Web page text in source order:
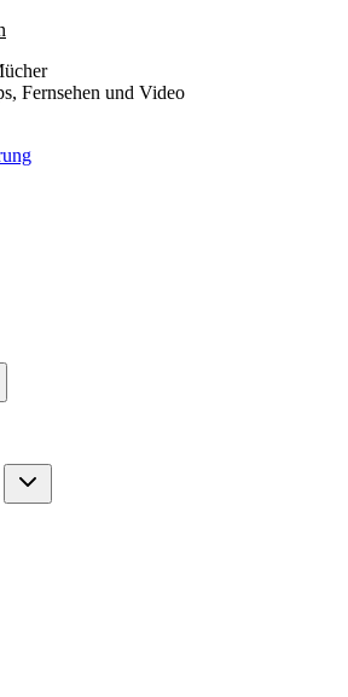
Fernsehen und Video